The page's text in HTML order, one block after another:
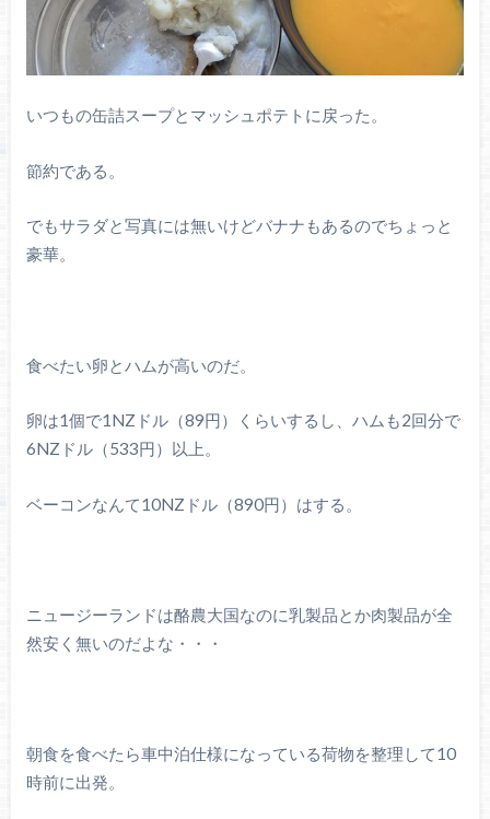
いつもの缶詰スープとマッシュポテトに戻った。
節約である。
でもサラダと写真には無いけどバナナもあるのでちょっと
豪華。
食べたい卵とハムが高いのだ。
卵は1個で1NZドル（89円）くらいするし、ハムも2回分で
6NZドル（533円）以上。
ベーコンなんて10NZドル（890円）はする。
ニュージーランドは酪農大国なのに乳製品とか肉製品が全
然安く無いのだよな・・・
朝食を食べたら車中泊仕様になっている荷物を整理して10
時前に出発。